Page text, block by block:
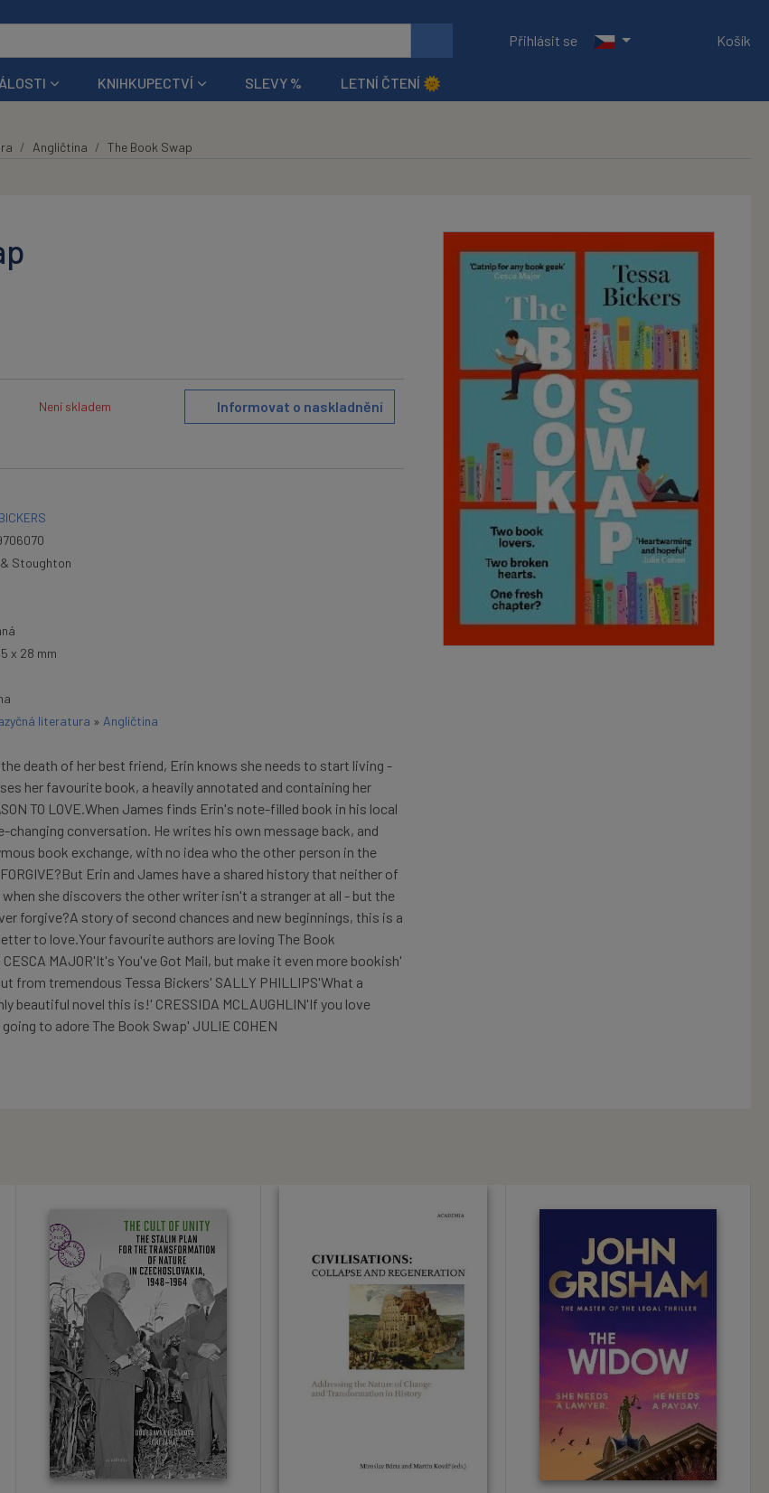
Přihlásit se
Košík
KNIHKUPECTVÍ SLEVY % LETNÍ ČTENÍ 🌞
Angličtina The Book Swap
Není skladem Informovat o naskladnění
Stoughton
x 28 mm
literatura » Angličtina
the death of her best friend, Erin knows she needs to start living -
her favourite book, a heavily annotated and containing her
TO LOVE.When James finds Erin's note-filled book in his local
changing conversation. He writes his own message back, and
book exchange, with no idea who the other person in the
Erin and James have a shared history that neither of
she discovers the other writer isn't a stranger at all - but the
forgive?A story of second chances and new beginnings, this is a
to love.Your favourite authors are loving The Book
MAJOR'It's You've Got Mail, but make it even more bookish'
from tremendous Tessa Bickers' SALLY PHILLIPS'What a
beautiful novel this is!' CRESSIDA MCLAUGHLIN'If you love
to adore The Book Swap' JULIE COHEN